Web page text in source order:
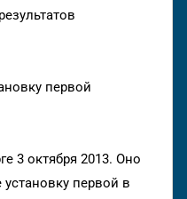
первой
3 октября 2013. Оно
первой в